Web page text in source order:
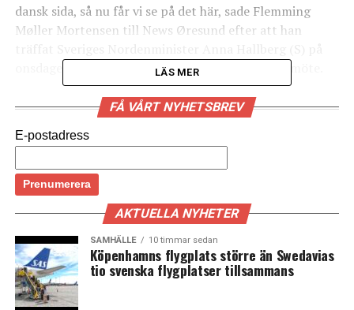
dansk sida, så nu får vi se på det här, sade Flemming
Møller Mortensen till News Øresund efter att han
onsdagen, vid Greater Copenhagen Task Forces möte.
Samtidigt uttryckte båda samarbetsministrarna en
gemensam vilja att förenkla för gränspendlare och
arbetsgivare, exempelvis när mer arbete utförs
– Vi har diskuterat riktigt många skatteutmaningar. En
arbetsgrupp är i gång med det och jag kommer att göra
allt jag kan – och Anna Hallberg också – för att trycka
på våra skatteministrar, så att det förhoppningsvis kan
ske något så fort som möjligt. Det handlar om att göra
en modernisering och förnyelse av Öresundsavtalet och
LÄS MER
FÅ VÅRT NYHETSBREV
E-postadress
AKTUELLA NYHETER
SAMHÄLLE 10 timmar sedan
Köpenhamns flygplats större än Swedavias
tio svenska flygplatser tillsammans